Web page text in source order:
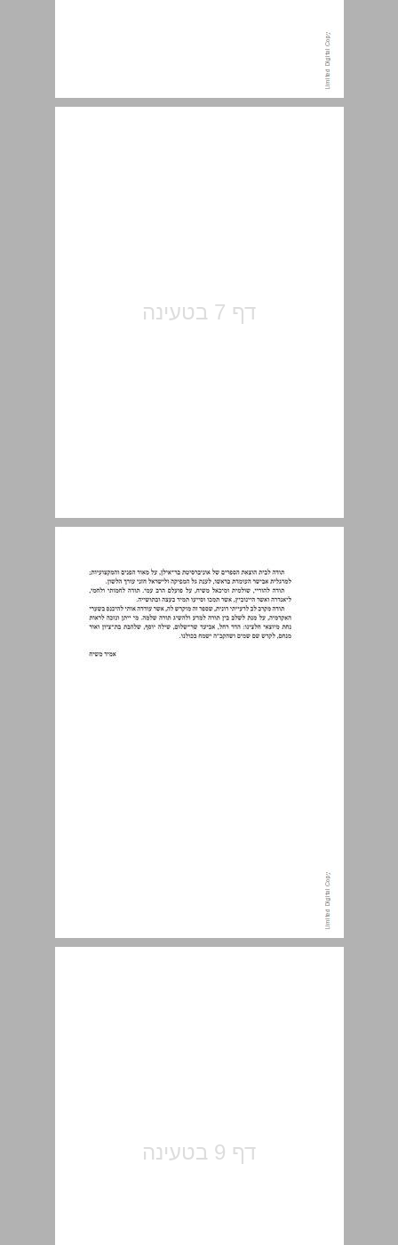
קיצור תולדות חייו של הרשז"א ... 10
מטא־הלכה ... 11
בחירת המקורות למחקר ... 12